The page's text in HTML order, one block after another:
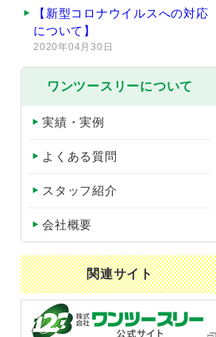
【新型コロナウイルスへの対応
について】
2020年04月30日
ワンツースリーについて
実績・実例
よくある質問
スタッフ紹介
会社概要
関連サイト